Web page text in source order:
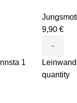
1
9,90 €
quantity